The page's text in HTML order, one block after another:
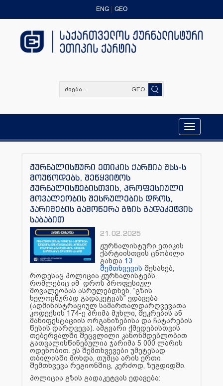
ENG GEO
GEO
Toggle
navigation
ჟურნალისტური ეთიკის ქარტია შსს-ს
მოუწოდებს, შეწყვიტოს
ჟურნალისტებისთვის, პროფესიული
მოვალეობის შესრულების დროს,
ჯარიმების გამოწერა გზის გადაკეტვის
საბაბით
21.02.2025
ჟურნალისტური ეთიკის
ქარტიისთვის ცნობილი
გახდა 13
შემთხვევის შესახებ,
როდესაც პოლიცია ჟურნალისტებს,
რომლებიც იმ დროს პროფესიულ
მოვალეობას ასრულებდნენ, “გზის
ხელოვნურად გადაკეტვას” ედავება
(ადმინისტრაციულ სამართალდარღვევათა
კოდექსის 174-ე პრიმა მუხლი, შეკრების ან
მანიფესტაციის ორგანიზებისა და ჩატარების
წესის დარღვევა). ამგვარი ქმედებისთვის
თებერვალში შეცვლილი კანონმდებლობით
გათვალისწინებულია ჯარიმა 5 000 ლარის
ოდენობით. ეს შემთხვევები უმეტესად
თბილისში მოხდა, თუმცა არის ერთი
შემთხვევა რეგიონშიც, კერძოდ, ზუგდიდში.
პოლიცია გზის გადაკეტვას ედავება: